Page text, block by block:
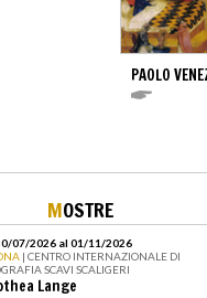
PAOLO
MOSTRE
07/2026 al 01/11/2026
| CENTRO INTERNAZIONALE DI
SCAVI SCALIGERI
Lange